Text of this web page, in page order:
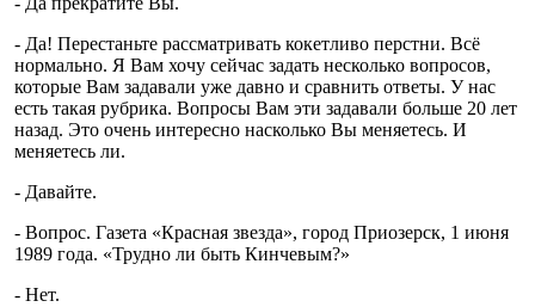
- Да! Перестаньте рассматривать кокетливо перстни. Всё
нормально. Я Вам хочу сейчас задать несколько вопросов,
которые Вам задавали уже давно и сравнить ответы. У нас
есть такая рубрика. Вопросы Вам эти задавали больше 20 лет
назад. Это очень интересно насколько Вы меняетесь. И
меняетесь ли.
- Давайте.
- Вопрос. Газета «Красная звезда», город Приозерск, 1 июня
1989 года. «Трудно ли быть Кинчевым?»
- Нет.